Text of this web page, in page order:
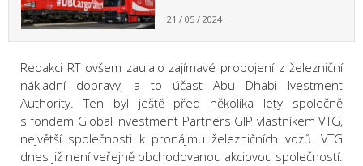
21 / 05 / 2024
Redakci RT ovšem zaujalo zajímavé propojení z železniční
nákladní dopravy, a to účast Abu Dhabi Ivestment
Authority. Ten byl ještě před několika lety společně
s fondem Global Investment Partners GIP vlastníkem VTG,
největší společnosti k pronájmu železničních vozů. VTG
dnes již není veřejně obchodovanou akciovou společností.